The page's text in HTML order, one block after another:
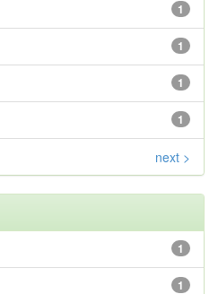
1
1
1
1
next >
1
1